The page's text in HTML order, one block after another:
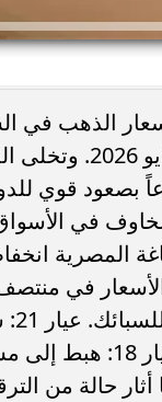
الذهب في
تراجعاً ملحوظاً خلال منتصف
بصعود قوي
في
المصرية
ليصل إلى 55,920 جنيهاً، مما